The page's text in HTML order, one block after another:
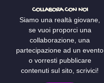
COLLABORA CON NOI
Siamo una realtà giovane,
se vuoi proporci una
collaborazione, una
partecipazione ad un evento
o vorresti pubblicare
contenuti sul sito, scrivici!